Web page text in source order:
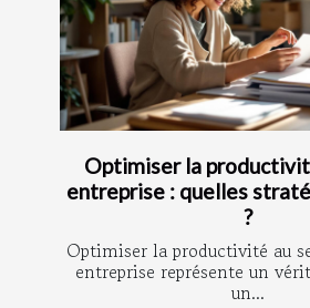
Optimiser la
entreprise : quelles
?
Optimiser la productivité au
entreprise représente un
un...